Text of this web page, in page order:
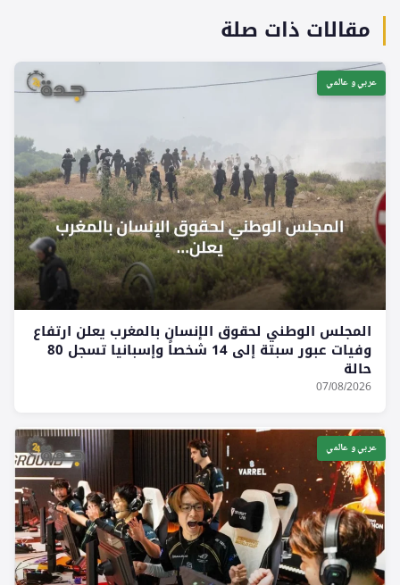
مقالات ذات صلة
عربي و عالمي
المجلس الوطني لحقوق الإنسان بالمغرب يعلن ارتفاع
وفيات عبور سبتة إلى 14 شخصاً وإسبانيا تسجل 80
حالة
07/08/2026
عربي و عالمي